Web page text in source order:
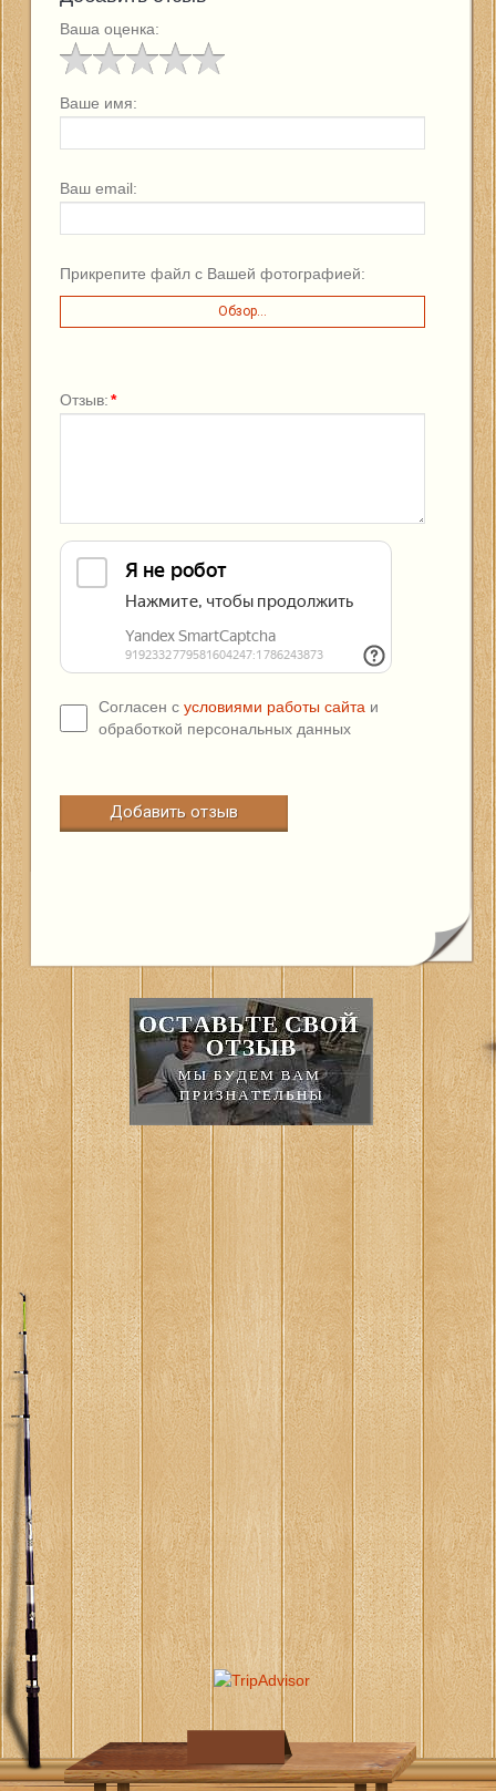
Ваша оценка:
Ваше имя:
Ваш email:
Прикрепите файл с Вашей фотографией:
Обзор...
Отзыв:*
Согласен с условиями работы сайта и
обработкой персональных данных